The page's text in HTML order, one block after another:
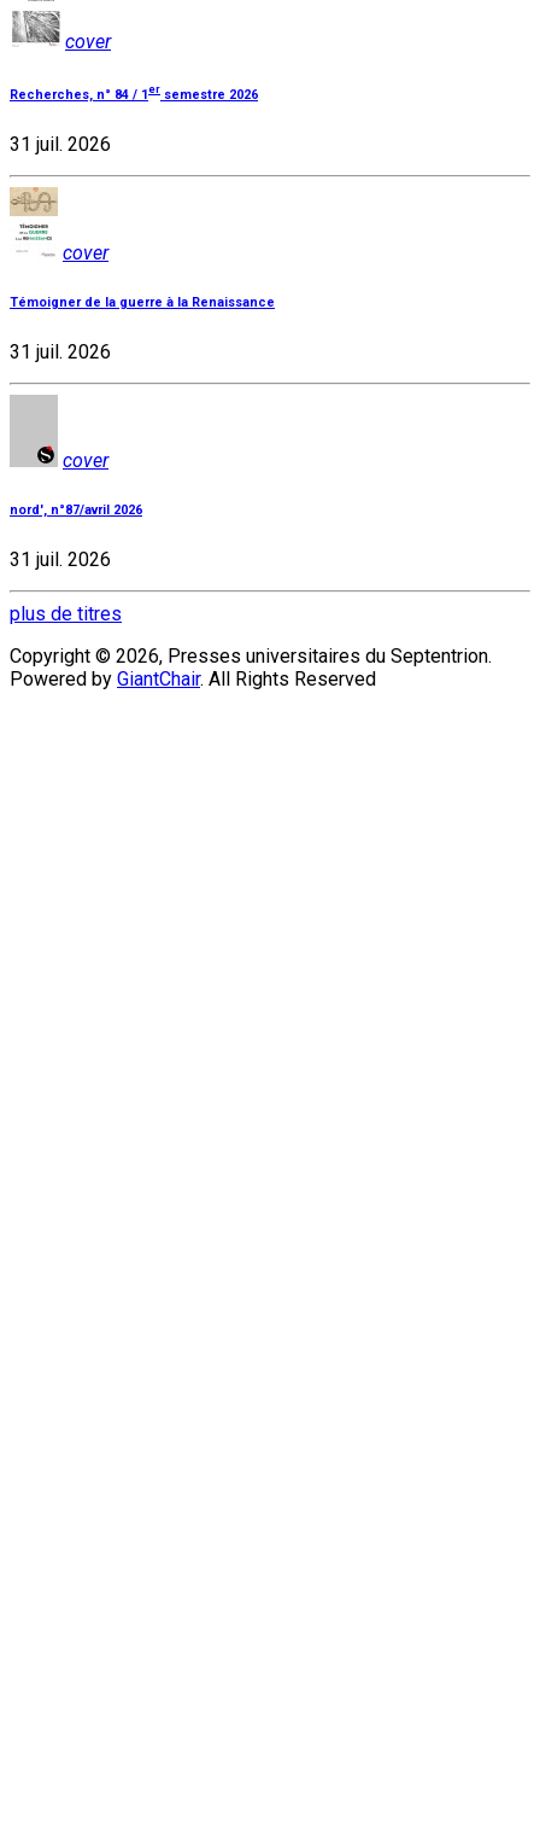
cover
Recherches, n° 84 / 1er semestre 2026
31 juil. 2026
cover
Témoigner de la guerre à la Renaissance
31 juil. 2026
cover
nord', n°87/avril 2026
31 juil. 2026
plus de titres
Copyright © 2026, Presses universitaires du Septentrion.
Powered by GiantChair. All Rights Reserved